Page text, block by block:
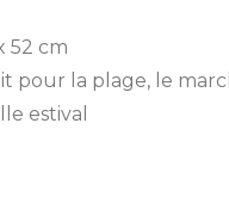
52 cm
pour la plage, le
estival